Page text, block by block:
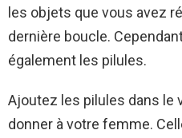
les objets que vous avez
dernière boucle.
également les pilules.
Ajoutez les pilules dans le
donner à votre femme.